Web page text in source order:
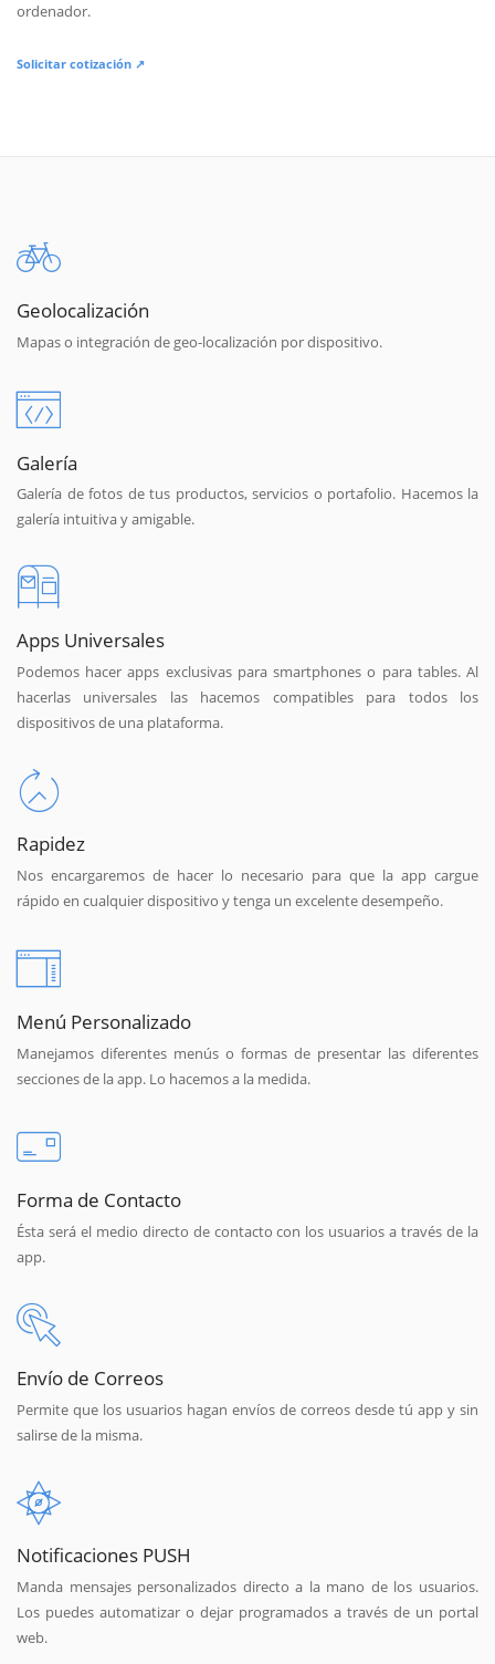
ordenador.
Solicitar cotización ↗
Geolocalización
Mapas o integración de geo-localización por dispositivo.
Galería
Galería de fotos de tus productos, servicios o portafolio. Hacemos la
galería intuitiva y amigable.
Apps Universales
Podemos hacer apps exclusivas para smartphones o para tables. Al
hacerlas universales las hacemos compatibles para todos los
dispositivos de una plataforma.
Rapidez
Nos encargaremos de hacer lo necesario para que la app cargue
rápido en cualquier dispositivo y tenga un excelente desempeño.
Menú Personalizado
Manejamos diferentes menús o formas de presentar las diferentes
secciones de la app. Lo hacemos a la medida.
Forma de Contacto
Ésta será el medio directo de contacto con los usuarios a través de la
app.
Envío de Correos
Permite que los usuarios hagan envíos de correos desde tú app y sin
salirse de la misma.
Notificaciones PUSH
Manda mensajes personalizados directo a la mano de los usuarios.
Los puedes automatizar o dejar programados a través de un portal
web.